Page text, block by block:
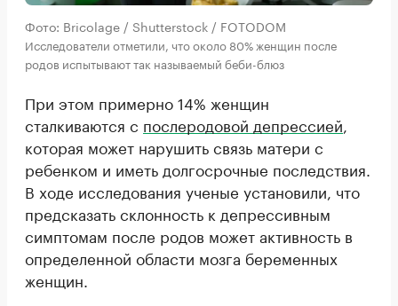
Фото: Bricolage / Shutterstock / FOTODOM
Исследователи отметили, что около 80% женщин после
родов испытывают так называемый беби-блюз
При этом примерно 14% женщин
сталкиваются с послеродовой депрессией
которая может нарушить связь матери с
ребенком и иметь долгосрочные последствия.
В ходе исследования ученые установили, что
предсказать склонность к депрессивным
симптомам после родов может активность в
определенной области мозга беременных
женщин.